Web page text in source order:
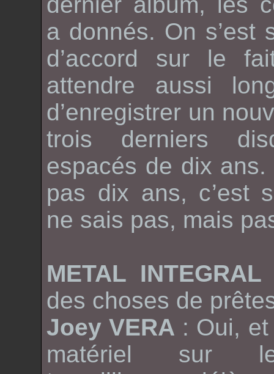
a donnés. On s’est
d’accord sur le
attendre aussi
d’enregistrer un
trois derniers
espacés de dix ans.
pas dix ans, c’est
ne sais pas, mais
METAL
des choses de
Joey VERA : Oui,
matériel sur